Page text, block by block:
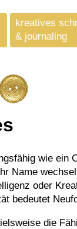
kreatives
& journaling
Name
oder
bedeutet
die